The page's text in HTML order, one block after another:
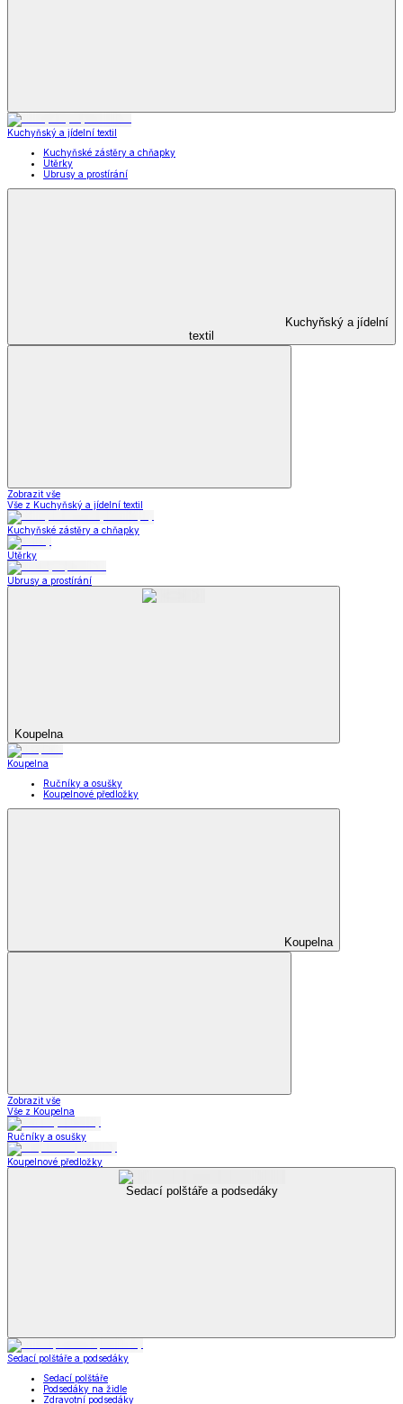
Kuchyňský a jídelní textil
Kuchyňské zástěry a chňapky
Utěrky
Ubrusy a prostírání
Kuchyňský a jídelní
textil
Zobrazit vše
Vše z Kuchyňský a jídelní textil
Kuchyňské zástěry a chňapky
Utěrky
Ubrusy a prostírání
Koupelna
Koupelna
Ručníky a osušky
Koupelnové předložky
Koupelna
Zobrazit vše
Vše z Koupelna
Ručníky a osušky
Koupelnové předložky
Sedací polštáře a podsedáky
Sedací polštáře a podsedáky
Sedací polštáře
Podsedáky na židle
Zdravotní podsedáky